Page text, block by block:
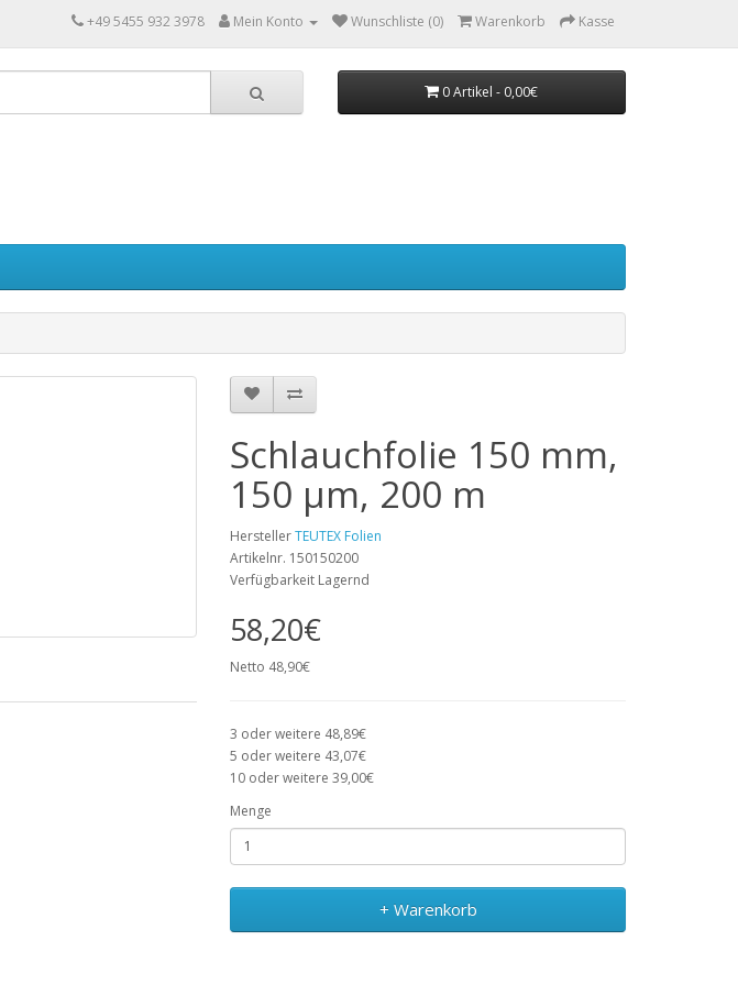
+49 5455 932 3978 Mein Konto Wunschliste (0) Warenkorb Kasse
0 Artikel - 0,00€
Schlauchfolie 150 mm,
150 µm, 200 m
HerstellerTEUTEX Folien
Artikelnr. 150150200
Verfügbarkeit Lagernd
58,20€
Netto 48,90€
3 oder weitere 48,89€
5 oder weitere 43,07€
10 oder weitere 39,00€
Menge
+ Warenkorb